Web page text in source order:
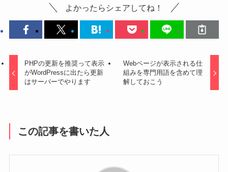
よかったらシェアしてね！
PHPの更新を推奨って表示
がWordPressに出たら更新
はサーバーでやります
Webページが表示される仕
組みを専門用語を含めて理
解しておこう
この記事を書いた人